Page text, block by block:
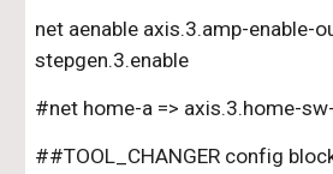
net aenable axis.3.amp-enable-
stepgen.3.enable
#net home-a => axis.3.home-
##TOOL_CHANGER config